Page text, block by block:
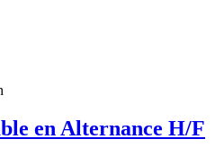
en Alternance H/F